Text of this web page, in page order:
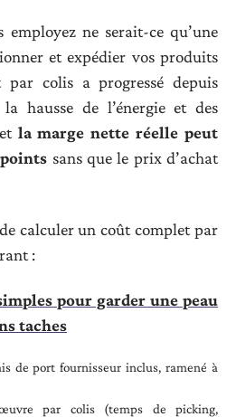
employez ne serait-ce qu’une
et expédier vos produits
colis a progressé depuis
hausse de l’énergie et des
la marge nette réelle peut
sans que le prix d’achat
calculer un coût complet par
:
pour garder une peau
taches
de port fournisseur inclus, ramené à
par colis (temps de picking,